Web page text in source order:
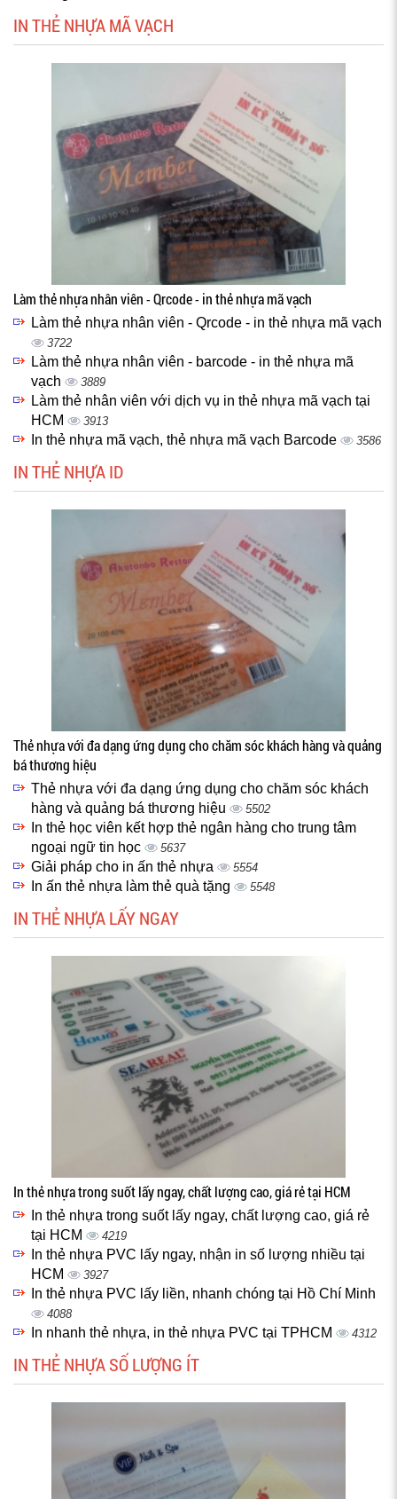
IN THẺ NHỰA MÃ VẠCH
Làm thẻ nhựa nhân viên - Qrcode - in thẻ nhựa mã vạch
Làm thẻ nhựa nhân viên - Qrcode - in thẻ nhựa mã vạch
3722
Làm thẻ nhựa nhân viên - barcode - in thẻ nhựa mã
vạch
3889
Làm thẻ nhân viên với dịch vụ in thẻ nhựa mã vạch tại
HCM
3913
In thẻ nhựa mã vạch, thẻ nhựa mã vạch Barcode 3586
IN THẺ NHỰA ID
Thẻ nhựa với đa dạng ứng dụng cho chăm sóc khách hàng và quảng
bá thương hiệu
Thẻ nhựa với đa dạng ứng dụng cho chăm sóc khách
hàng và quảng bá thương hiệu
5502
In thẻ học viên kết hợp thẻ ngân hàng cho trung tâm
ngoại ngữ tin học
5637
Giải pháp cho in ấn thẻ nhựa 5554
In ấn thẻ nhựa làm thẻ quà tặng 5548
IN THẺ NHỰA LẤY NGAY
In thẻ nhựa trong suốt lấy ngay, chất lượng cao, giá rẻ tại HCM
In thẻ nhựa trong suốt lấy ngay, chất lượng cao, giá rẻ
tại HCM
4219
In thẻ nhựa PVC lấy ngay, nhận in số lượng nhiều tại
HCM
3927
In thẻ nhựa PVC lấy liền, nhanh chóng tại Hồ Chí Minh
4088
In nhanh thẻ nhựa, in thẻ nhựa PVC tại TPHCM 4312
IN THẺ NHỰA SỐ LƯỢNG ÍT